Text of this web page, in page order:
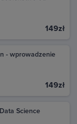
149zł
- wprowadzenie
149zł
Science